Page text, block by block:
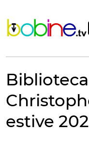
contenuto
estive